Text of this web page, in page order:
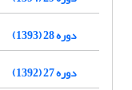
دوره 28 (1393)
دوره 27 (1392)